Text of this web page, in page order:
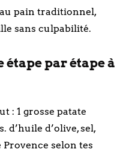
pain traditionnel,
sans culpabilité.
par étape à
: 1 grosse patate
d’huile d’olive, sel,
selon tes